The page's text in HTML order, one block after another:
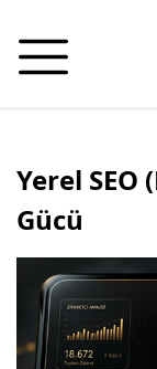
Yerel SEO
Gücü